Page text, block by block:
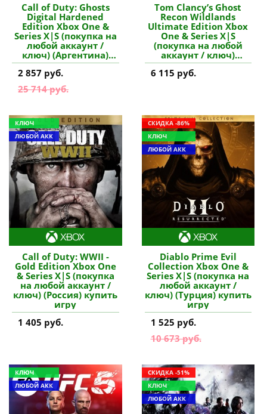
Call of Duty: Ghosts
Digital Hardened
Edition Xbox One &
Series X|S (покупка на
любой аккаунт /
ключ) (Аргентина)
купить игру
2 857 руб.
25 714 руб.
Tom Clancy’s Ghost
Recon Wildlands
Ultimate Edition Xbox
One & Series X|S
(покупка на любой
аккаунт / ключ)
(Польша) купить игру
6 115 руб.
КЛЮЧ
ЛЮБОЙ АКК
Call of Duty: WWII -
Gold Edition Xbox One
& Series X|S (покупка
на любой аккаунт /
ключ) (Россия) купить
игру
1 405 руб.
СКИДКА -86%
КЛЮЧ
ЛЮБОЙ АКК
Diablo Prime Evil
Collection Xbox One &
Series X|S (покупка на
любой аккаунт /
ключ) (Турция) купить
игру
1 525 руб.
10 673 руб.
КЛЮЧ
ЛЮБОЙ АКК
СКИДКА -51%
КЛЮЧ
ЛЮБОЙ АКК